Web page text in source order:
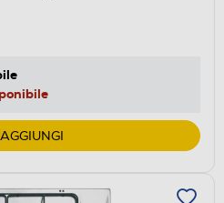
AGGIUNGI